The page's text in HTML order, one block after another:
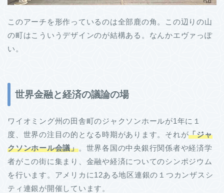
このアーチを形作っているのは全部鹿の角。この辺りの山
の町はこういうデザインのが結構ある。なんかエヴァっぽ
い。
世界金融と経済の議論の場
ワイオミング州の田舎町のジャクソンホールが1年に１
度、世界の注目の的となる時期があります。それが「ジャ
クソンホール会議」。世界各国の中央銀行関係者や経済学
者がこの街に集まり、金融や経済についてのシンポジウム
を行います。アメリカに12ある地区連銀の１つカンザスシ
ティ連銀が開催しています。